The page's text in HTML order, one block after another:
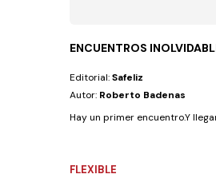
ENCUENTROS
Editorial:Safeliz
Autor: Roberto Badenas
Hay un primer encuentro.Y
FLEXIBLE